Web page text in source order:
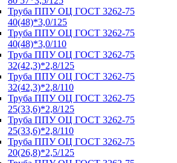
Труба ППУ ОЦ ГОСТ 3262-75
40(48)*3,0/125
Труба ППУ ОЦ ГОСТ 3262-75
40(48)*3,0/110
Труба ППУ ОЦ ГОСТ 3262-75
32(42,3)*2,8/125
Труба ППУ ОЦ ГОСТ 3262-75
32(42,3)*2,8/110
Труба ППУ ОЦ ГОСТ 3262-75
25(33,6)*2,8/125
Труба ППУ ОЦ ГОСТ 3262-75
25(33,6)*2,8/110
Труба ППУ ОЦ ГОСТ 3262-75
20(26,8)*2,5/125